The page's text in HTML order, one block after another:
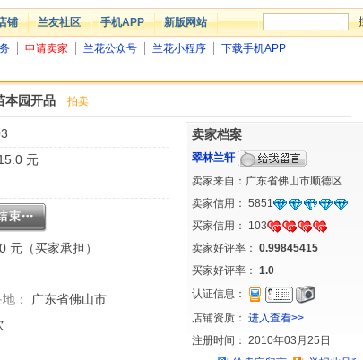
铺 兰友社区 手机APP 新版网站
申请卖家 兰花公众号 兰花小程序
下载手机APP
本园开品 拍卖
元
元（买家承担）
：
广东省佛山市
卖家档案
翠林兰轩
卖家来自：广东省佛山市顺德区
卖家信用： 5851
买家信用： 103
卖家好评率： 0.99845415
买家好评率： 1.0
认证信息：
店铺资质： 进入查看>>
注册时间： 2010年03月25日